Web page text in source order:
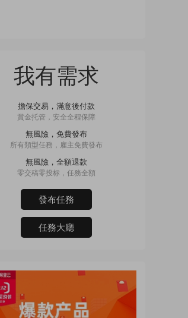
我有需求
擔保交易，滿意後付款
賞金托管，安全全程保障
無風險，免費發布
所有類型任務，雇主免費發布
無風險，全額退款
零交稿零投标，任務全額
發布任務
任務大廳